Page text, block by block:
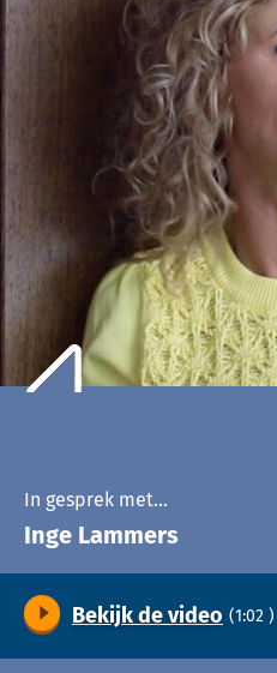
In gesprek met…
Inge Lammers
Bekijk de video (1:02 )